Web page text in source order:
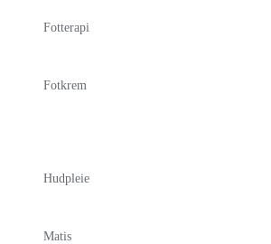
Fotterapi
Fotkrem
Hudpleie
Matis